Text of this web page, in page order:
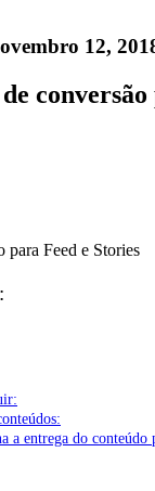
12,
a entrega do conteúdo